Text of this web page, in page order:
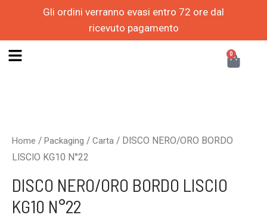
Gli ordini verranno evasi entro 72 ore dal
ricevuto pagamento
contenuto
0
Home / Packaging / Carta / DISCO NERO/ORO BORDO
LISCIO KG10 N°22
DISCO NERO/ORO BORDO LISCIO
KG10 N°22